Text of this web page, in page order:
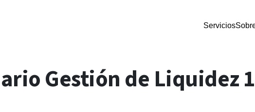
Servicios
Gestión de Liquidez